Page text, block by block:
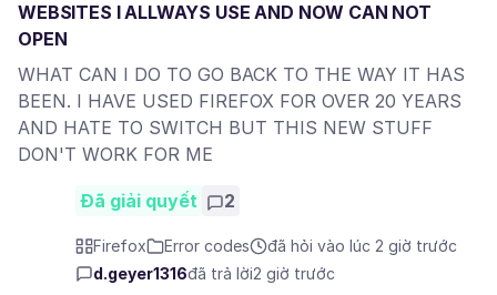
WEBSITES I ALLWAYS USE AND NOW CAN NOT
OPEN
WHAT CAN I DO TO GO BACK TO THE WAY IT HAS
BEEN. I HAVE USED FIREFOX FOR OVER 20 YEARS
AND HATE TO SWITCH BUT THIS NEW STUFF
DON'T WORK FOR ME
Đã giải quyết 2
Firefox Error codes
đã hỏi vào lúc 2 giờ trước
d.geyer1316đã trả lời2 giờ trước